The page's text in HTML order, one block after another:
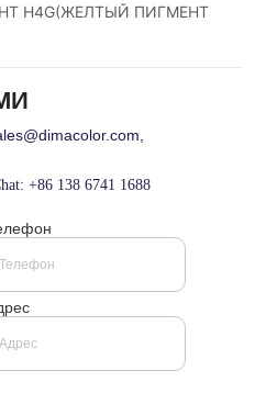
H4G(ЖЕЛТЫЙ ПИГМЕНТ
+86 138 6741 1688